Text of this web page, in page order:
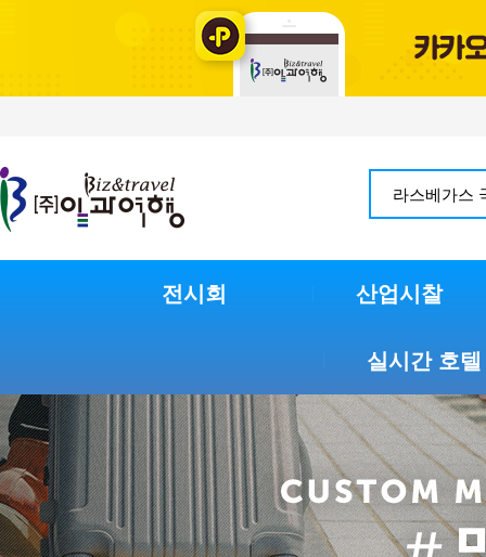
전시회 산업시찰
실시간 호텔